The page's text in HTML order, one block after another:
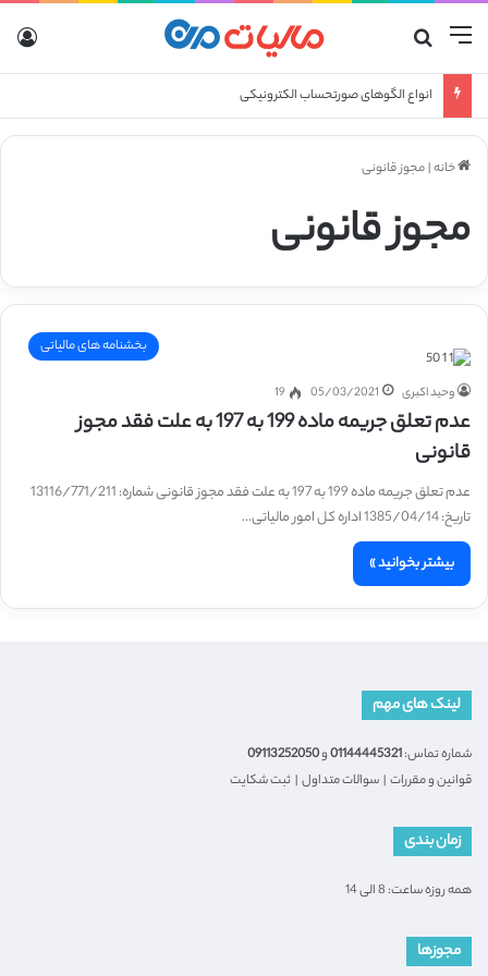
منو
انواع الگوهای صورتحساب الکترونیکی
خانه|مجوز قانونی
مجوز قانونی
بخشنامه های مالیاتی
وحید اکبری 05/03/2021
19
عدم تعلق جریمه ماده 199 به 197 به علت فقد مجوز
قانونی
عدم تعلق جریمه ماده 199 به 197 به علت فقد مجوز قانونی شماره: 13116/771/211
تاریخ: 1385/04/14 اداره کل امور مالیاتی…
بیشتر بخوانید »
لینک های مهم
شماره تماس:01144445321و09113252050
قوانین و مقررات | سوالات متداول | ثبت شکایت
زمان بندی
همه روزه ساعت: 8 الی 14
مجوزها